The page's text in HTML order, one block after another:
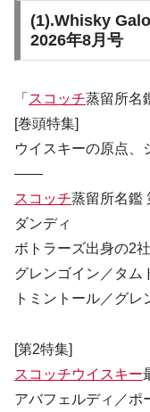
(1).Whisky
2026年8月号
「 スコッチ蒸留所名
[巻頭特集]
ウイスキーの原点、
――
スコッチ蒸留所名鑑
ダンディ
ボトラーズ出身の2
グレンゴイン／タム
トミントール／グレ
[第2特集]
スコッチウイスキー
アバフェルディ／ポ